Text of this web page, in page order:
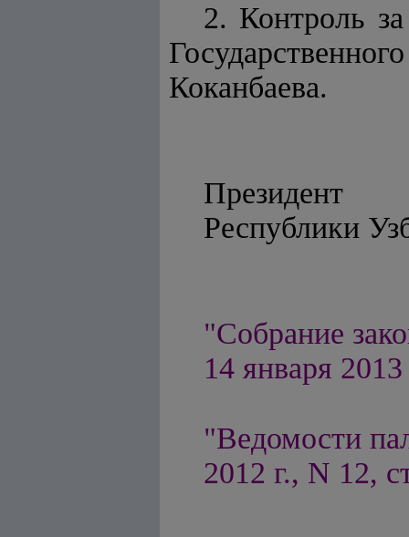
2. Контроль
Коканбаева.
Президент
"Собрание
14 января
"Ведомости
2012 г., N 12,